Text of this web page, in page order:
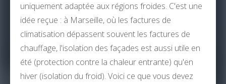
uniquement adaptée aux régions froides. C'est une
idée reçue : à Marseille, où les factures de
climatisation dépassent souvent les factures de
chauffage, l'isolation des façades est aussi utile en
été (protection contre la chaleur entrante) qu'en
hiver (isolation du froid). Voici ce que vous devez